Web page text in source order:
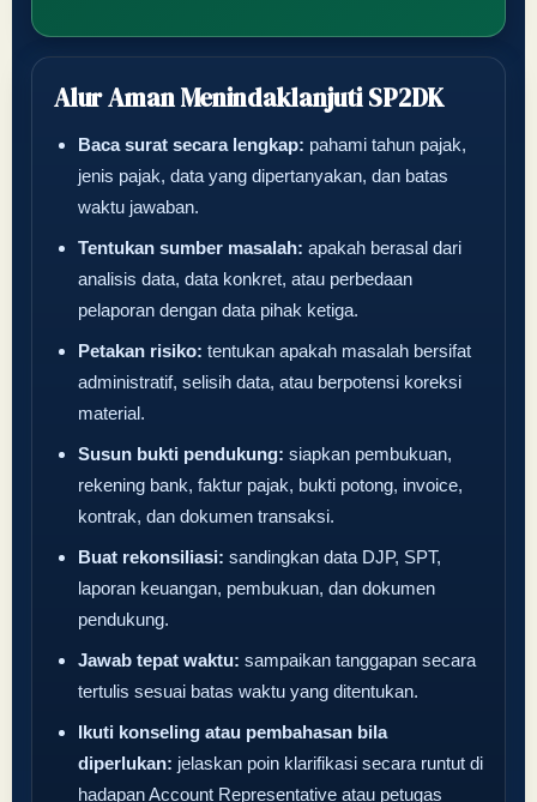
Alur Aman Menindaklanjuti SP2DK
Baca surat secara lengkap: pahami tahun pajak,
jenis pajak, data yang dipertanyakan, dan batas
waktu jawaban.
Tentukan sumber masalah: apakah berasal dari
analisis data, data konkret, atau perbedaan
pelaporan dengan data pihak ketiga.
Petakan risiko: tentukan apakah masalah bersifat
administratif, selisih data, atau berpotensi koreksi
material.
Susun bukti pendukung: siapkan pembukuan,
rekening bank, faktur pajak, bukti potong, invoice,
kontrak, dan dokumen transaksi.
Buat rekonsiliasi: sandingkan data DJP, SPT,
laporan keuangan, pembukuan, dan dokumen
pendukung.
Jawab tepat waktu: sampaikan tanggapan secara
tertulis sesuai batas waktu yang ditentukan.
Ikuti konseling atau pembahasan bila
diperlukan: jelaskan poin klarifikasi secara runtut di
hadapan Account Representative atau petugas